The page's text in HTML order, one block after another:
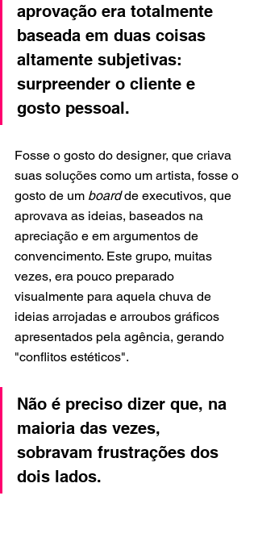
aprovação era totalmente
baseada em duas coisas
altamente subjetivas:
surpreender o cliente e
gosto pessoal.
Fosse o gosto do designer, que criava
suas soluções como um artista, fosse o
gosto de um board de executivos, que
aprovava as ideias, baseados na
apreciação e em argumentos de
convencimento. Este grupo, muitas
vezes, era pouco preparado
visualmente para aquela chuva de
ideias arrojadas e arroubos gráficos
apresentados pela agência, gerando
"conflitos estéticos".
Não é preciso dizer que, na
maioria das vezes,
sobravam frustrações dos
dois lados.